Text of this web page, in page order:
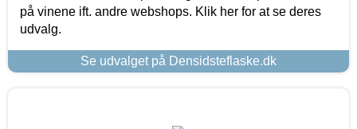
på vinene ift. andre webshops. Klik her for at se deres
udvalg.
Se udvalget på Densidsteflaske.dk